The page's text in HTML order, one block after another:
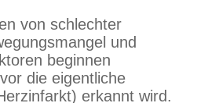
von schlechter
und
beginnen
die eigentliche
erkannt wird.